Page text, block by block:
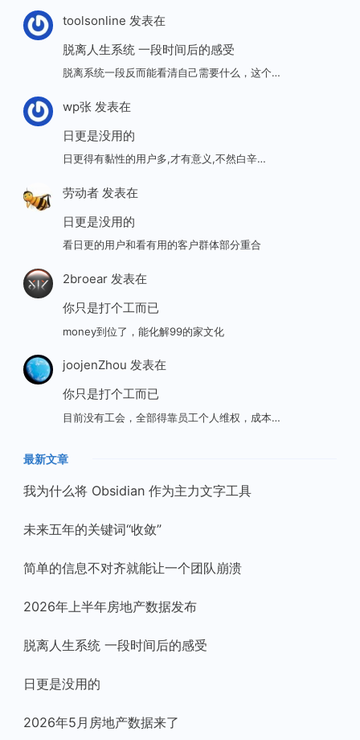
toolsonline 发表在
脱离人生系统 一段时间后的感受
脱离系统一段反而能看清自己需要什么，这个…
wp张发表在
日更是没用的
日更得有黏性的用户多,才有意义,不然白辛…
劳动者发表在
日更是没用的
看日更的用户和看有用的客户群体部分重合
2broear发表在
你只是打个工而已
money到位了，能化解99的家文化
joojenZhou 发表在
你只是打个工而已
目前没有工会，全部得靠员工个人维权，成本…
最新文章
我为什么将 Obsidian 作为主力文字工具
未来五年的关键词“收敛”
简单的信息不对齐就能让一个团队崩溃
2026年上半年房地产数据发布
脱离人生系统 一段时间后的感受
日更是没用的
2026年5月房地产数据来了